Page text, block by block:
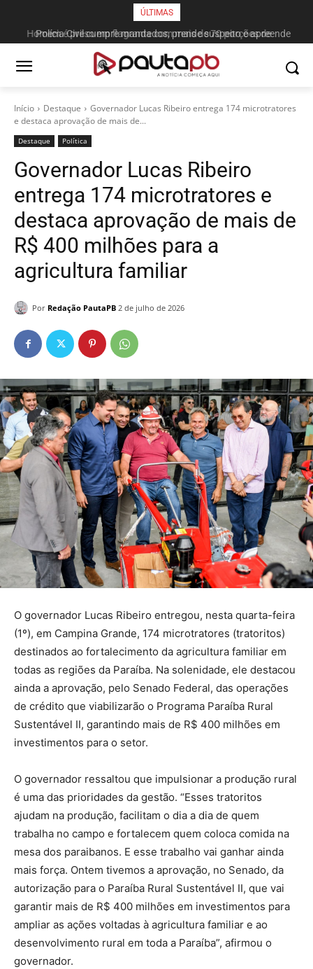
ÚLTIMAS
Polícia Civil cumpre mandados, prende suspeito e apreende
drogas, munições e mais de R$ 11 mil em Marcação
Início Destaque
Governador Lucas Ribeiro entrega 174 microtratores
e destaca aprovação de mais de...
Destaque Política
Governador Lucas Ribeiro
entrega 174 microtratores e
destaca aprovação de mais de
R$ 400 milhões para a
agricultura familiar
Por Redação PautaPB 2 de julho de 2026
O governador Lucas Ribeiro entregou, nesta quarta-feira
(1º), em Campina Grande, 174 microtratores (tratoritos)
destinados ao fortalecimento da agricultura familiar em
todas as regiões da Paraíba. Na solenidade, ele destacou
ainda a aprovação, pelo Senado Federal, das operações
de crédito que viabilizarão o Programa Paraíba Rural
Sustentável II, garantindo mais de R$ 400 milhões em
investimentos para o setor.
O governador ressaltou que impulsionar a produção rural
é uma das prioridades da gestão. “Esses tratoritos
ajudam na produção, facilitam o dia a dia de quem
trabalha no campo e fortalecem quem coloca comida na
mesa dos paraibanos. E esse trabalho vai ganhar ainda
mais força. Ontem tivemos a aprovação, no Senado, da
autorização para o Paraíba Rural Sustentável II, que vai
garantir mais de R$ 400 milhões em investimentos para
ampliar as ações voltadas à agricultura familiar e ao
desenvolvimento rural em toda a Paraíba”, afirmou o
governador.